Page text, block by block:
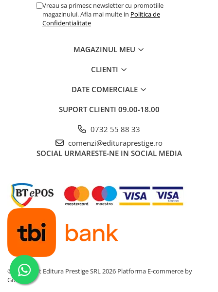
Vreau sa primesc newsletter cu promotiile
magazinului. Afla mai multe in Politica de
Confidentialitate
MAGAZINUL MEU
CLIENTI
DATE COMERCIALE
SUPORT CLIENTI 09.00-18.00
0732 55 88 33
comenzi@edituraprestige.ro
SOCIAL URMARESTE-NE IN SOCIAL MEDIA
©Copyright Editura Prestige SRL 2026 Platforma E-commerce by
Gomag